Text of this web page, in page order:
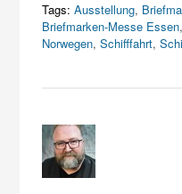
Tags: Ausstellung,
Briefmarken-Messe Essen,
Norwegen,Schifffahrt,